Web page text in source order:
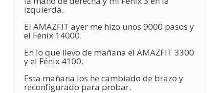
izquierda.
El AMAZFIT ayer me hizo unos 9000 pasos y
el Fénix 14000.
En lo que llevo de mañana el AMAZFIT 3300
y el Fénix 4100.
Esta mañana los he cambiado de brazo y
reconfigurado para probar.